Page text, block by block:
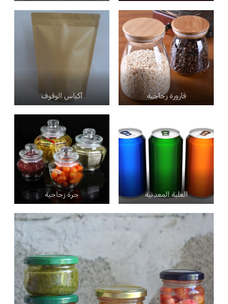
قارورة زجاجية أكياس الوقوف
العلبة المعدنية جرة زجاجية